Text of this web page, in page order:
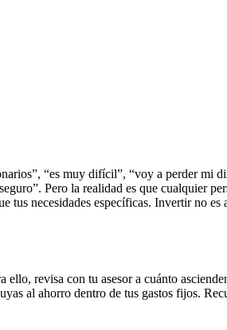
“es muy difícil”, “voy a perder mi
Pero la realidad es que cualquier
necesidades específicas. Invertir no
revisa con tu asesor a cuánto
al ahorro dentro de tus gastos fijos.